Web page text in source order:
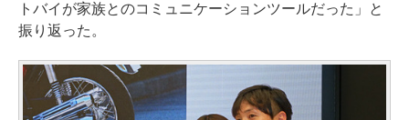
トバイが家族とのコミュニケーションツールだった」と
振り返った。